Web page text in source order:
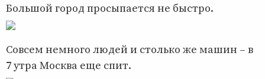
Большой город просыпается не быстро.
Совсем немного людей и столько же машин – в
7 утра Москва еще спит.